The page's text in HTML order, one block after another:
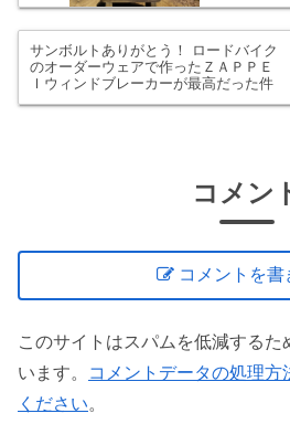
サンボルトありがとう！ ロードバイク
のオーダーウェアで作ったＺＡＰＰＥ
Ｉウィンドブレーカーが最高だった件
コメン
コメントを書
このサイトはスパムを低減するた
います。
コメントデータの処理
ください。